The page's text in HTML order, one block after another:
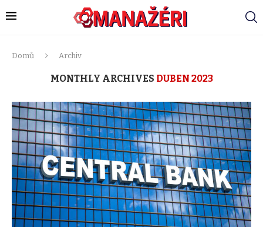
Domů Archiv
MONTHLY ARCHIVES DUBEN 2023